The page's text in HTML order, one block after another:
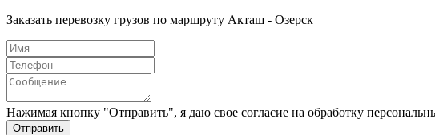
Заказать перевозку грузов по маршруту Акташ - Озерск
Нажимая кнопку "Отправить", я даю свое согласие на обработку
Отправить